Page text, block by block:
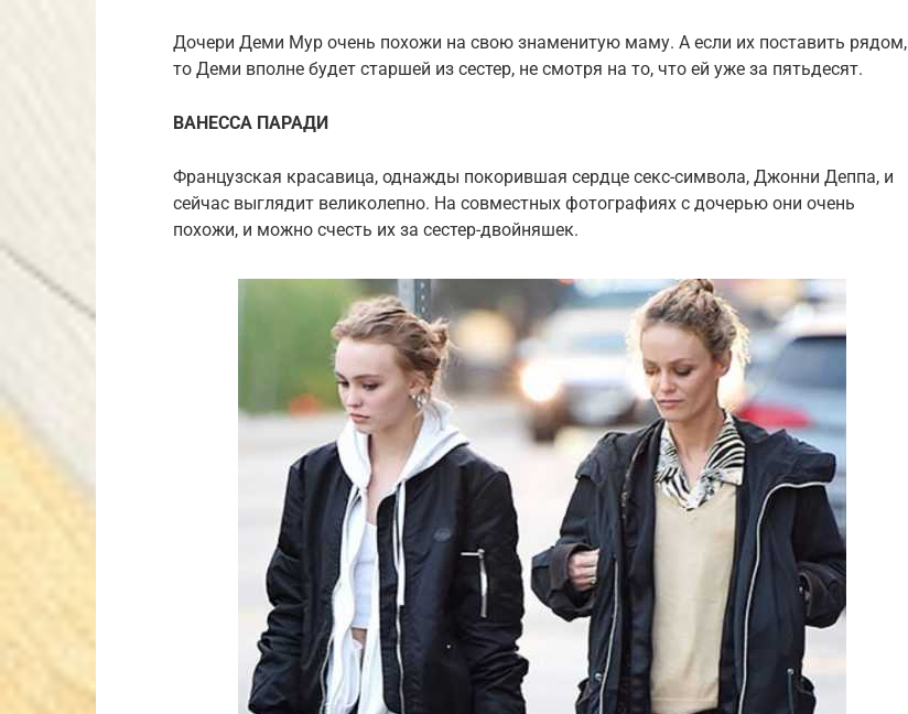
Дочери Деми Мур очень похожи на свою знаменитую маму. А если их поставить рядом,
то Деми вполне будет старшей из сестер, не смотря на то, что ей уже за пятьдесят.
ВАНЕССА ПАРАДИ
Французская красавица, однажды покорившая сердце секс-символа, Джонни Деппа, и
сейчас выглядит великолепно. На совместных фотографиях с дочерью они очень
похожи, и можно счесть их за сестер-двойняшек.